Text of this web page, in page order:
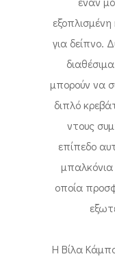
για δείπνο.
μπορούν να
διπλό
ντους
επίπεδο
οποία
Η Βίλα